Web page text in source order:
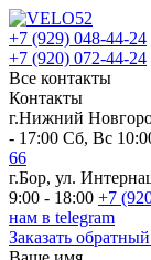
+7 (929) 048-44-24
+7 (920) 072-44-24
Все контакты
Контакты
г.Нижний
- 17:00 Сб, Вс
66
г.Бор, ул.
9:00 - 18:00 +7
нам в telegram
Заказать